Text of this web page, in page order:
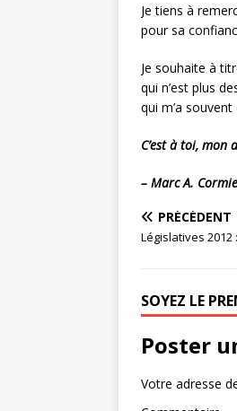
Je tiens à
pour sa
Je souhaite à
qui n’est plus
qui m’a
C’est à toi, mon
– Marc A.
PRÉCÉDENT
Législatives
SOYEZ LE
Poster
Votre adresse